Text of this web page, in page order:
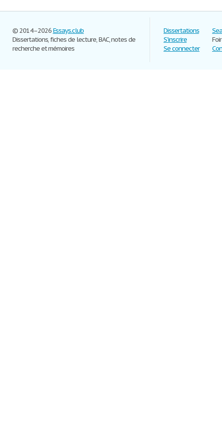
© 2014–2026Essays.club
Dissertations, fiches de lecture, BAC, notes de
recherche et mémoires
Dissertations
S'inscrire
Se connecter